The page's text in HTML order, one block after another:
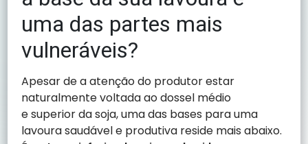
uma das partes mais
vulneráveis?
Apesar de a atenção do produtor estar
naturalmente voltada ao dossel médio
e superior da soja, uma das bases para uma
lavoura saudável e produtiva reside mais abaixo.